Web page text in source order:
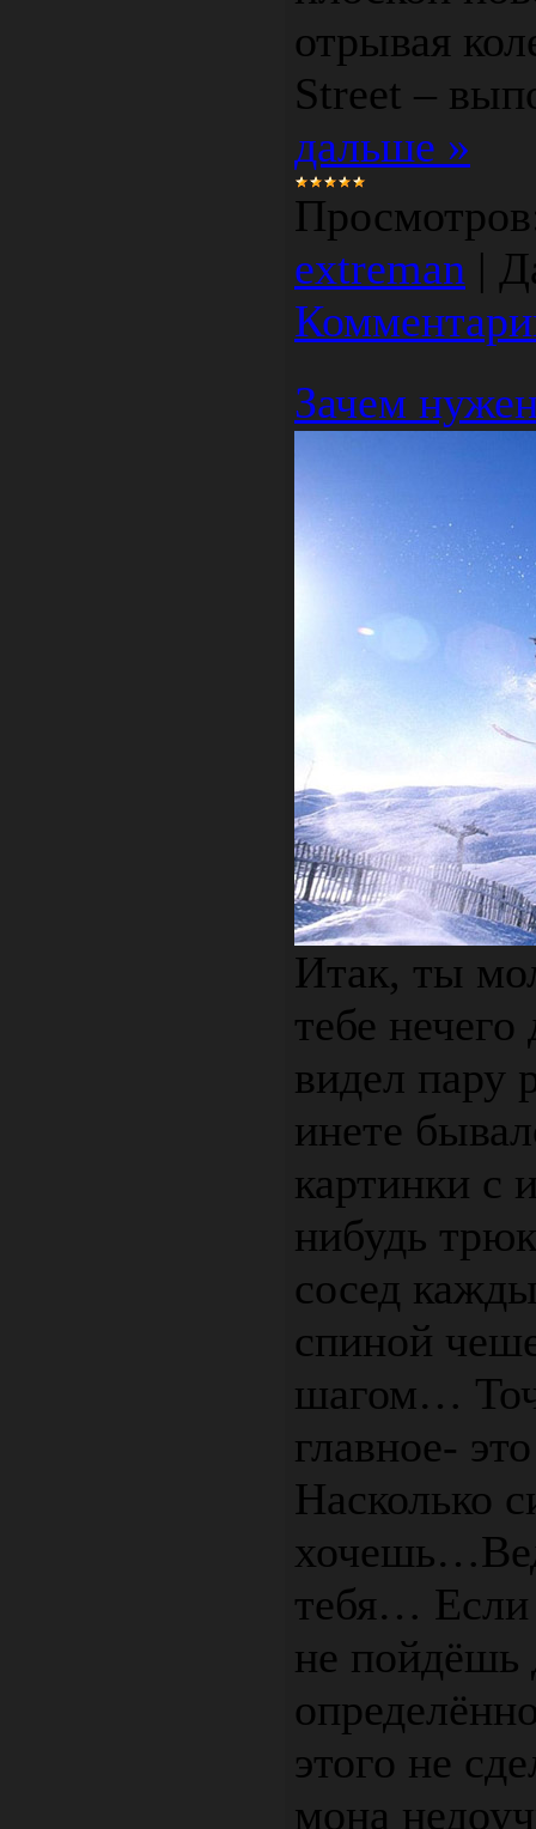
отрывая
Street –
дальше »
extreman |
Зачем
Итак, ты
тебе
видел пару
инете
картинки с
нибудь
сосед
спиной
шагом…
главное-
Насколько
тебя…
не пойдёшь
этого не
мона